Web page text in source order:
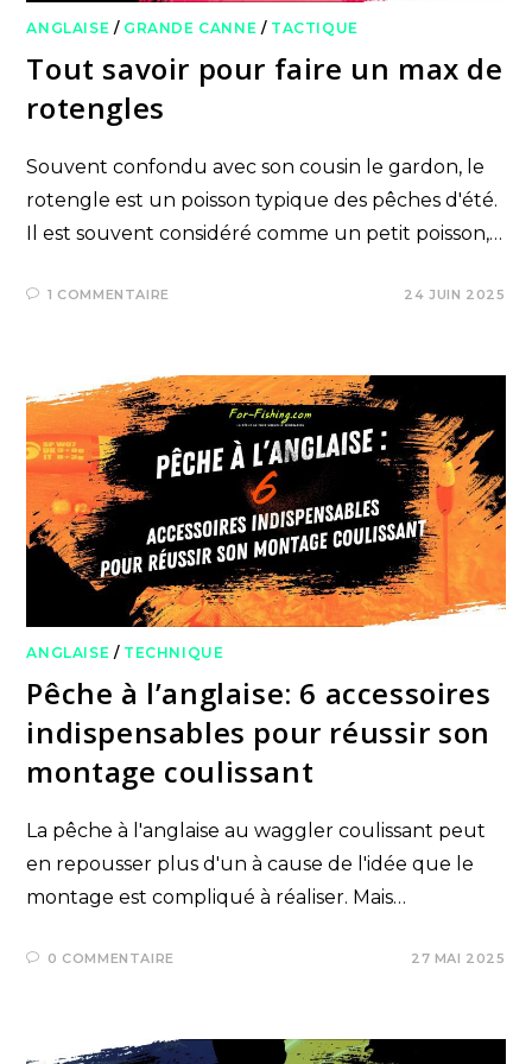
ANGLAISE / GRANDE CANNE / TACTIQUE
Tout savoir pour faire un max de
rotengles
Souvent confondu avec son cousin le gardon, le
rotengle est un poisson typique des pêches d'été.
Il est souvent considéré comme un petit poisson,…
1 COMMENTAIRE 24 JUIN 2025
ANGLAISE / TECHNIQUE
Pêche à l’anglaise: 6 accessoires
indispensables pour réussir son
montage coulissant
La pêche à l'anglaise au waggler coulissant peut
en repousser plus d'un à cause de l'idée que le
montage est compliqué à réaliser. Mais…
0 COMMENTAIRE 27 MAI 2025